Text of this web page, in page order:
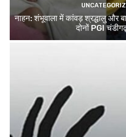
नाहन: शंभूवाला में कांवड़ श्रद्धालु और
दोनों PGI